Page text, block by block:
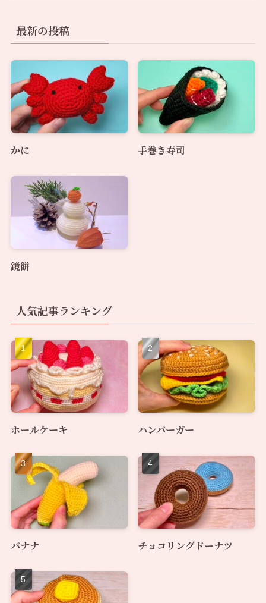
最新の投稿
かに 手巻き寿司
鏡餅
人気記事ランキング
ホールケーキ ハンバーガー
バナナ チョコリングドーナツ